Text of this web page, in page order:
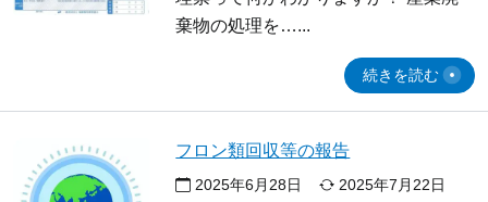
棄物の処理を…
続きを読む
フロン類回収等の報告
2025年6月28日 2025年7月22日